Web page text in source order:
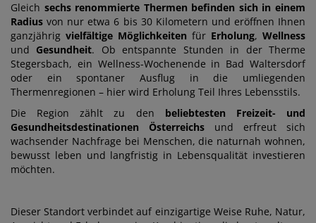
Gleich sechs renommierte Thermen befinden sich in einem
Radius von nur etwa 6 bis 30 Kilometern und eröffnen Ihnen
ganzjährig vielfältige Möglichkeiten für Erholung, Wellness
und Gesundheit. Ob entspannte Stunden in der Therme
Stegersbach, ein Wellness-Wochenende in Bad Waltersdorf
oder ein spontaner Ausflug in die umliegenden
Thermenregionen – hier wird Erholung Teil Ihres Lebensstils.
Die Region zählt zu den beliebtesten Freizeit- und
Gesundheitsdestinationen Österreichs und erfreut sich
wachsender Nachfrage bei Menschen, die naturnah wohnen,
bewusst leben und langfristig in Lebensqualität investieren
möchten.
Dieser Standort verbindet auf einzigartige Weise Ruhe, Natur,